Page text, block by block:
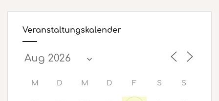
Veranstaltungskalender
M D M D F S S